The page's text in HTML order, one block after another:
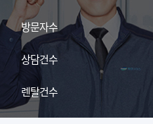
방문자수
상담건수
렌탈건수